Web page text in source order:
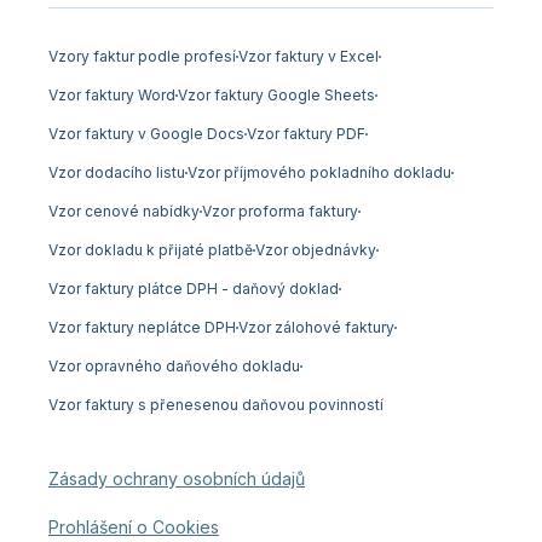
Vzory faktur podle profesíVzor faktury v Excel
Vzor faktury WordVzor faktury Google Sheets
Vzor faktury v Google DocsVzor faktury PDF
Vzor dodacího listuVzor příjmového pokladního dokladu
Vzor cenové nabídkyVzor proforma faktury
Vzor dokladu k přijaté platběVzor objednávky
Vzor faktury plátce DPH - daňový doklad
Vzor faktury neplátce DPHVzor zálohové faktury
Vzor opravného daňového dokladu
Vzor faktury s přenesenou daňovou povinností
Zásady ochrany osobních údajů
Prohlášení o Cookies